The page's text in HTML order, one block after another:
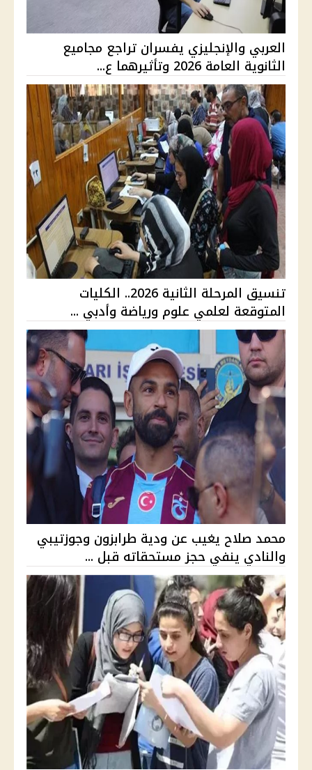
العربي والإنجليزي يفسران تراجع مجاميع
الثانوية العامة 2026 وتأثيرهما ع...
تنسيق المرحلة الثانية 2026.. الكليات
المتوقعة لعلمي علوم ورياضة وأدبي ...
محمد صلاح يغيب عن ودية طرابزون وجوزتيبي
والنادي ينفي حجز مستحقاته قبل ...